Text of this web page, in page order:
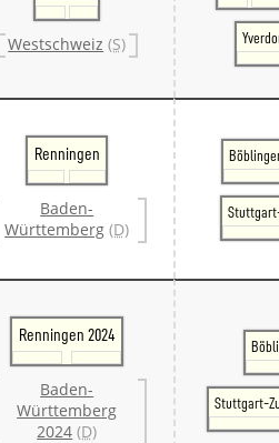
Westschweiz (S)
Renningen
Baden-
Württemberg (D)
Renningen 2024
Baden-
Württemberg
2024 (D)
Stuttgart-